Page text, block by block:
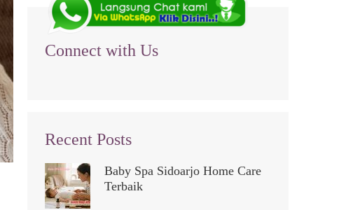
Connect with Us
Recent Posts
Baby Spa Sidoarjo Home Care
Terbaik